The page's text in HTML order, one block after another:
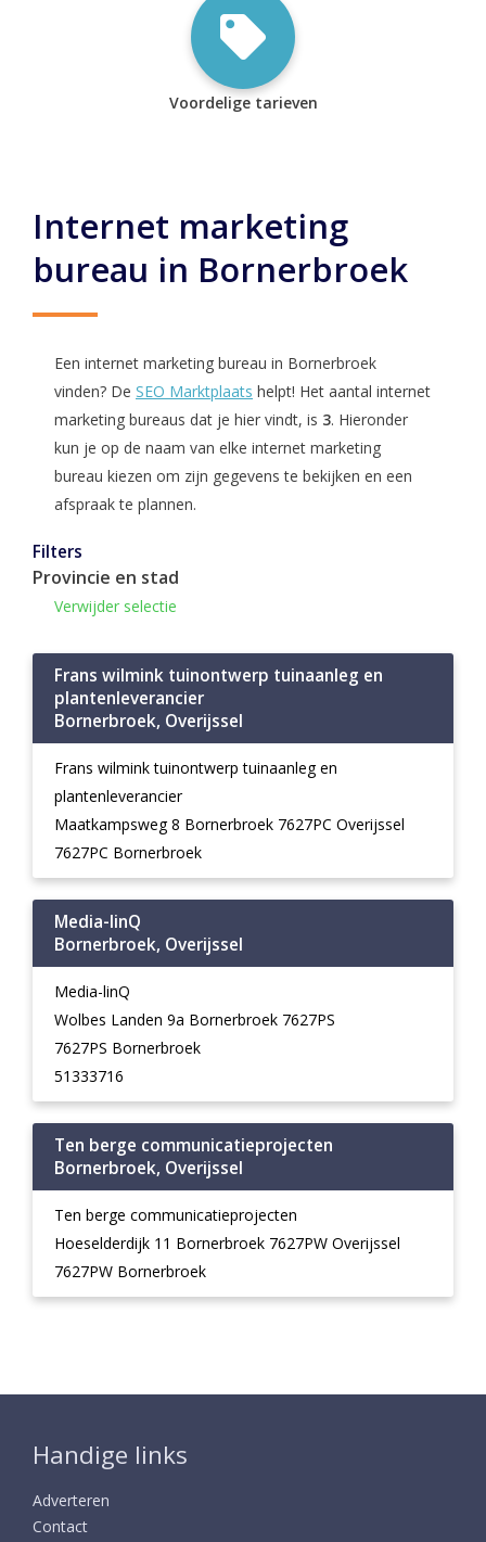
Voordelige tarieven
Internet marketing
bureau in Bornerbroek
Een internet marketing bureau in Bornerbroek
vinden? De SEO Marktplaats helpt! Het aantal internet
marketing bureaus dat je hier vindt, is 3. Hieronder
kun je op de naam van elke internet marketing
bureau kiezen om zijn gegevens te bekijken en een
afspraak te plannen.
Filters
Provincie en stad
Verwijder selectie
Frans wilmink tuinontwerp tuinaanleg en
plantenleverancier
Bornerbroek, Overijssel
Frans wilmink tuinontwerp tuinaanleg en
plantenleverancier
Maatkampsweg 8 Bornerbroek 7627PC Overijssel
7627PC Bornerbroek
Media-linQ
Bornerbroek, Overijssel
Media-linQ
Wolbes Landen 9a Bornerbroek 7627PS
7627PS Bornerbroek
51333716
Ten berge communicatieprojecten
Bornerbroek, Overijssel
Ten berge communicatieprojecten
Hoeselderdijk 11 Bornerbroek 7627PW Overijssel
7627PW Bornerbroek
Handige links
Adverteren
Contact